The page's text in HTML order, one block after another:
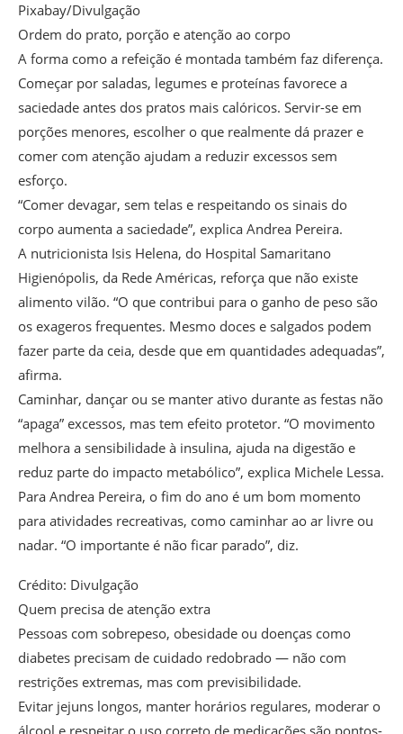
Pixabay/Divulgação
Ordem do prato, porção e atenção ao corpo
A forma como a refeição é montada também faz diferença.
Começar por saladas, legumes e proteínas favorece a
saciedade antes dos pratos mais calóricos. Servir-se em
porções menores, escolher o que realmente dá prazer e
comer com atenção ajudam a reduzir excessos sem
esforço.
“Comer devagar, sem telas e respeitando os sinais do
corpo aumenta a saciedade”, explica Andrea Pereira.
A nutricionista Isis Helena, do Hospital Samaritano
Higienópolis, da Rede Américas, reforça que não existe
alimento vilão. “O que contribui para o ganho de peso são
os exageros frequentes. Mesmo doces e salgados podem
fazer parte da ceia, desde que em quantidades adequadas”,
afirma.
Caminhar, dançar ou se manter ativo durante as festas não
“apaga” excessos, mas tem efeito protetor. “O movimento
melhora a sensibilidade à insulina, ajuda na digestão e
reduz parte do impacto metabólico”, explica Michele Lessa.
Para Andrea Pereira, o fim do ano é um bom momento
para atividades recreativas, como caminhar ao ar livre ou
nadar. “O importante é não ficar parado”, diz.
Crédito: Divulgação
Quem precisa de atenção extra
Pessoas com sobrepeso, obesidade ou doenças como
diabetes precisam de cuidado redobrado — não com
restrições extremas, mas com previsibilidade.
Evitar jejuns longos, manter horários regulares, moderar o